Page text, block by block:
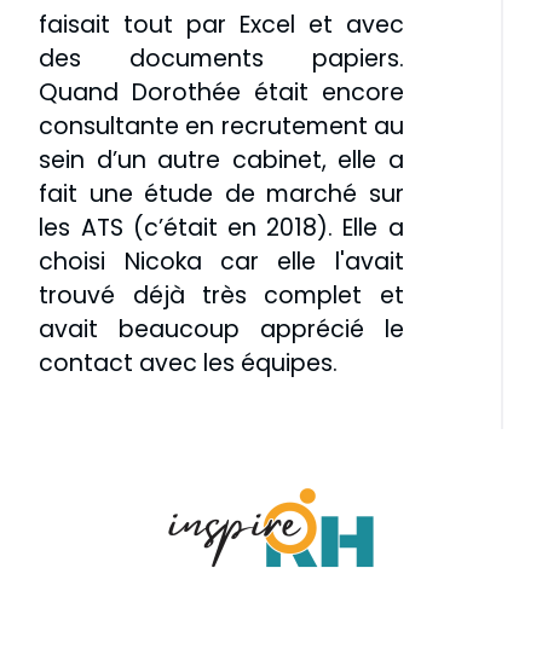
faisait tout par Excel et avec
des documents papiers.
Quand Dorothée était encore
consultante en recrutement au
sein d’un autre cabinet, elle a
fait une étude de marché sur
les ATS (c’était en 2018). Elle a
choisi Nicoka car elle l'avait
trouvé déjà très complet et
avait beaucoup apprécié le
contact avec les équipes.